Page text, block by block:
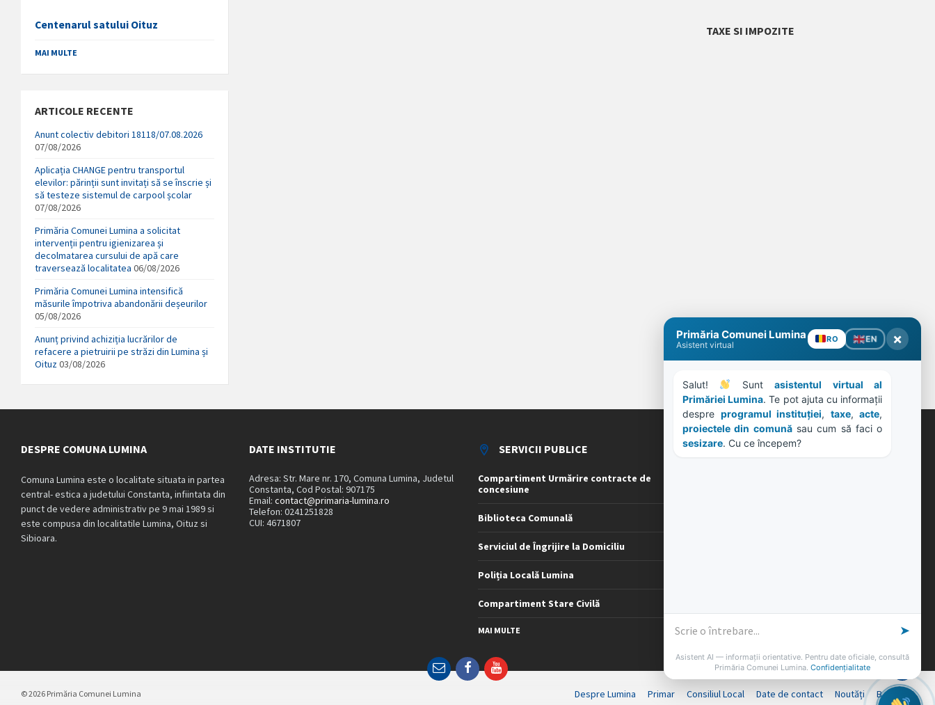
Centenarul satului Oituz
MAI MULTE
ARTICOLE RECENTE
Anunt colectiv debitori 18118/07.08.2026
07/08/2026
Aplicația CHANGE pentru transportul
elevilor: părinții sunt invitați să se înscrie și
să testeze sistemul de carpool școlar
07/08/2026
Primăria Comunei Lumina a solicitat
intervenții pentru igienizarea și
decolmatarea cursului de apă care
traversează localitatea 06/08/2026
Primăria Comunei Lumina intensifică
măsurile împotriva abandonării deșeurilor
05/08/2026
Anunț privind achiziția lucrărilor de
refacere a pietruirii pe străzi din Lumina și
Oituz03/08/2026
TAXE SI IMPOZITE
DESPRE COMUNA LUMINA
Comuna Lumina este o localitate situata in partea
central- estica a judetului Constanta, infiintata din
punct de vedere administrativ pe 9 mai 1989 si
este compusa din localitatile Lumina, Oituz si
Sibioara.
DATE INSTITUTIE
Adresa: Str. Mare nr. 170, Comuna Lumina, Judetul
Constanta, Cod Postal: 907175
Email:contact@primaria-lumina.ro
Telefon: 0241251828
CUI: 4671807
SERVICII PUBLICE
Compartiment Urmărire contracte de
concesiune
Biblioteca Comunală
Serviciul de Îngrijire la Domiciliu
Poliția Locală Lumina
Compartiment Stare Civilă
MAI MULTE
ORE DE LUCRU
EmailFacebookYouTube
Despre Lumina Primar Consiliul Local Date de contact Noutăți B-AWARE
© 2026 Primăria Comunei Lumina
Primăria Comunei Lumina
Asistent virtual
RO EN ×
Salut! Sunt asistentul virtual al
Primăriei Lumina. Te pot ajuta cu informații
despre programul instituției, taxe, acte
proiectele din comună
sesizare. Cu ce începem?
➤
Asistent AI — informații orientative. Pentru date oficiale, consultă
Primăria Comunei Lumina. Confidențialitate